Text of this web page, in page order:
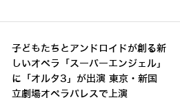
子どもたちとアンドロイドが創る新
しいオペラ「スーパーエンジェル」
に「オルタ3」が出演 東京・新国
立劇場オペラパレスで上演